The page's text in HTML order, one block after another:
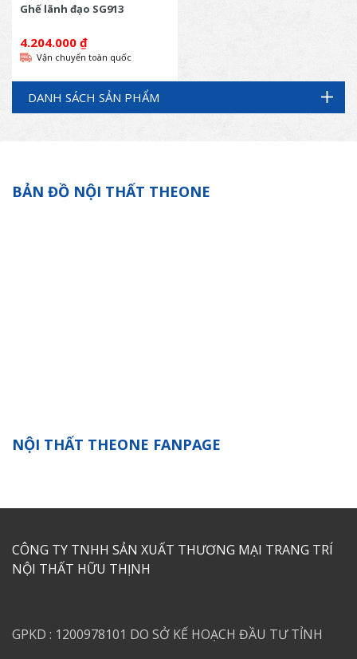
Ghế lãnh đạo SG913
4.204.000 ₫
Vận chuyển toàn quốc
DANH SÁCH SẢN PHẨM
BẢN ĐỒ NỘI THẤT THEONE
NỘI THẤT THEONE FANPAGE
CÔNG TY TNHH SẢN XUẤT THƯƠNG MẠI TRANG TRÍ
NỘI THẤT HỮU THỊNH
GPKD : 1200978101 DO SỞ KẾ HOẠCH ĐẦU TƯ TỈNH